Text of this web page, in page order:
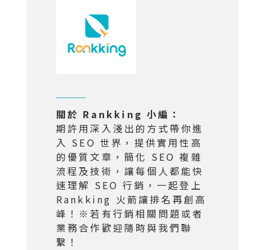
關於 Rankking 小編：
期許用深入淺出的方式帶你進
入 SEO 世界，提供實用性高
的優質文章，簡化 SEO 複雜
流程及技術，讓每個人都能快
速理解 SEO 行銷，一起登上
Rankking 火箭讓排名再創高
峰！※若有行銷相關問題或者
業務合作歡迎隨時與我們聯
繫！